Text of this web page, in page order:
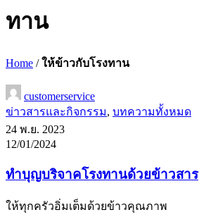
ทาน
Home /ให้ข้าวกับโรงทาน
customerservice
ข่าวสารและกิจกรรม, บทความทั้งหมด
24 พ.ย. 2023
12/01/2024
ทำบุญบริจาคโรงทานด้วยข้าวสาร
ให้ทุกครัวอิ่มเต็มด้วยข้าวคุณภาพ